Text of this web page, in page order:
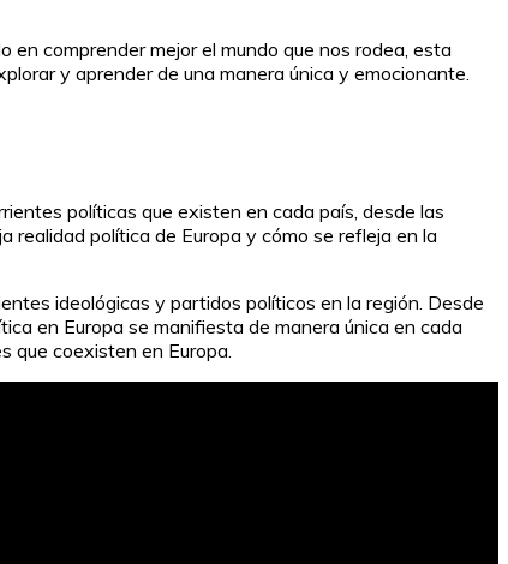
en comprender mejor el mundo que nos rodea, esta
y aprender de una manera única y emocionante.
políticas que existen en cada país, desde las
realidad política de Europa y cómo se refleja en la
ideológicas y partidos políticos en la región. Desde
en Europa se manifiesta de manera única en cada
que coexisten en Europa.